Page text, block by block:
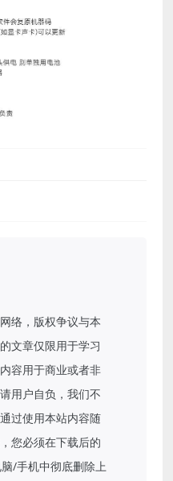
络，版权争议与本
文章仅限用于学习
容用于商业或者非
用户自负，我们不
过使用本站内容随
您必须在下载后的
/手机中彻底删除上